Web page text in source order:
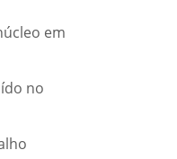
em
no